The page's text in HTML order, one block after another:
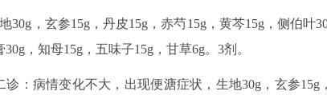
30g，玄参15g，丹皮15g，赤芍15g，黄芩15g，侧伯叶
，知母15g，五味子15g，甘草6g。3剂。
诊：病情变化不大，出现便溏症状，生地30g，玄参15g